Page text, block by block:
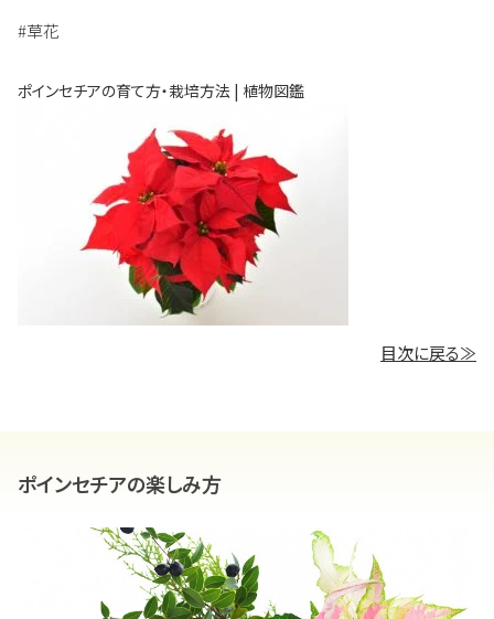
#草花
ポインセチアの育て方・栽培方法 | 植物図鑑
目次に戻る≫
ポインセチアの楽しみ方